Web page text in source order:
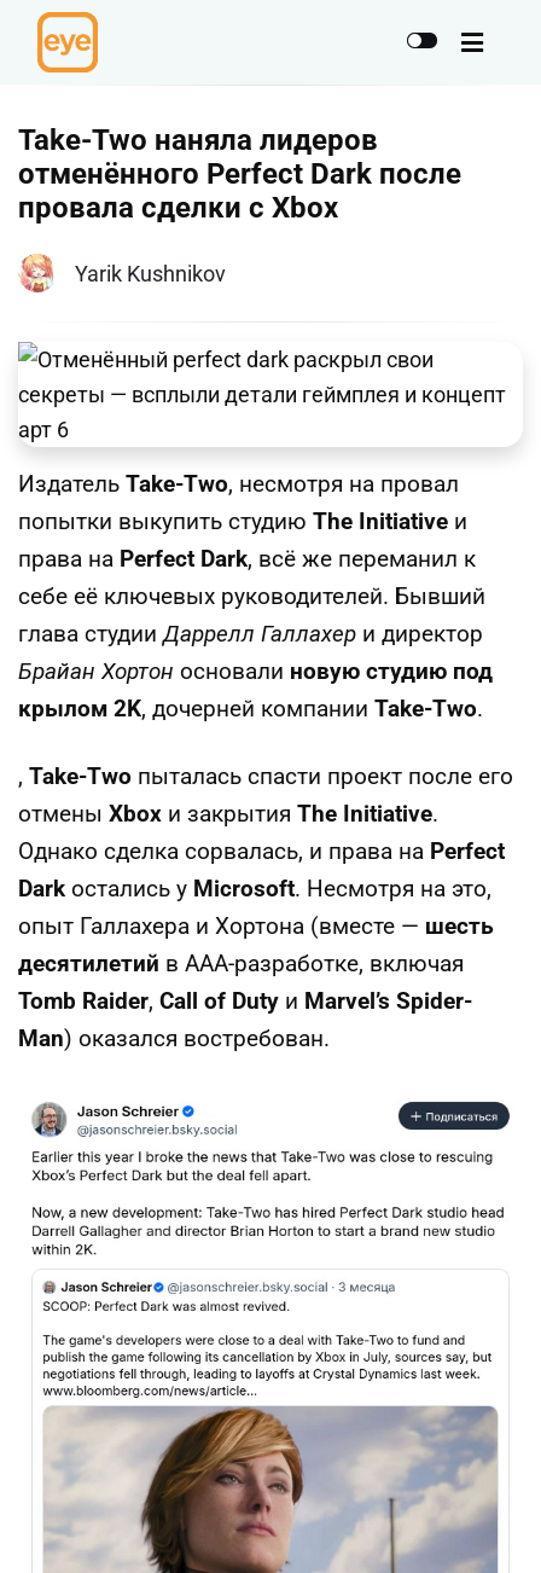
Take-Two наняла лидеров
отменённого Perfect Dark после
провала сделки с Xbox
Yarik Kushnikov
Издатель Take-Two, несмотря на провал
попытки выкупить студию The Initiative и
права на Perfect Dark, всё же переманил к
себе её ключевых руководителей. Бывший
глава студииДаррелл Галлахер и директор
Брайан Хортон основали новую студию под
крылом 2K, дочерней компании Take-Two.
, Take-Two пыталась спасти проект после его
отмены Xbox и закрытия The Initiative.
Однако сделка сорвалась, и права на Perfect
Dark остались у Microsoft. Несмотря на это,
опыт Галлахера и Хортона (вместе — шесть
десятилетий в AAA-разработке, включая
Tomb Raider, Call of Duty и Marvel’s Spider-
Man) оказался востребован.